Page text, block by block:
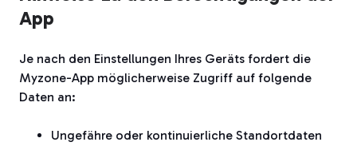
App
Je nach den Einstellungen Ihres Geräts fordert die
Myzone-App möglicherweise Zugriff auf folgende
Daten an:
Ungefähre oder kontinuierliche Standortdaten